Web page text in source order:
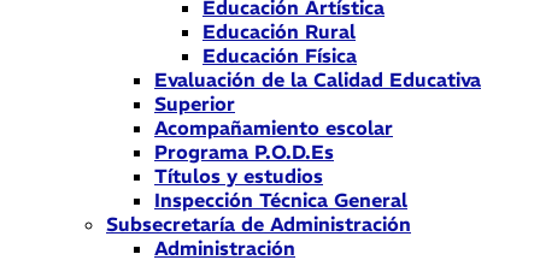
Educación Artística
Educación Rural
Educación Física
Evaluación de la Calidad Educativa
Superior
Acompañamiento escolar
Programa P.O.D.Es
Títulos y estudios
Inspección Técnica General
Subsecretaría de Administración
Administración